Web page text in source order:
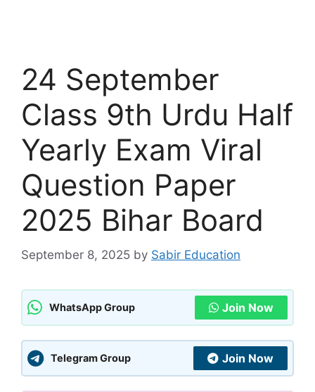
24 September
Class 9th Urdu Half
Yearly Exam Viral
Question Paper
2025 Bihar Board
September 8, 2025 by Sabir Education
WhatsApp Group Join Now
Telegram Group Join Now